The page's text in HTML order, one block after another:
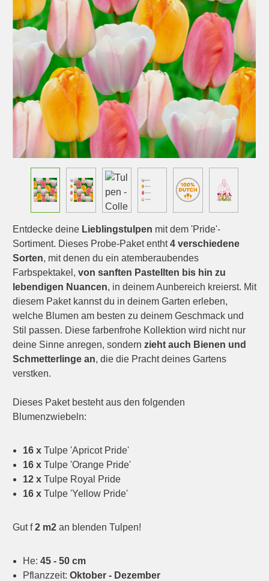
Entdecke deine Lieblingstulpen mit dem 'Pride'-
Sortiment. Dieses Probe-Paket entht4 verschiedene
Sorten, mit denen du ein atemberaubendes
Farbspektakel, von sanften Pastellten bis hin zu
lebendigen Nuancen, in deinem Aunbereich kreierst. Mit
diesem Paket kannst du in deinem Garten erleben,
welche Blumen am besten zu deinem Geschmack und
Stil passen. Diese farbenfrohe Kollektion wird nicht nur
deine Sinne anregen, sondern zieht auch Bienen und
Schmetterlinge an, die die Pracht deines Gartens
verstken.
Dieses Paket besteht aus den folgenden
Blumenzwiebeln:
16 x Tulpe 'Apricot Pride'
16 x Tulpe 'Orange Pride'
12 x Tulpe Royal Pride
16 x Tulpe 'Yellow Pride'
Gut f2 m2 an blenden Tulpen!
He: 45 - 50 cm
Pflanzzeit: Oktober - Dezember